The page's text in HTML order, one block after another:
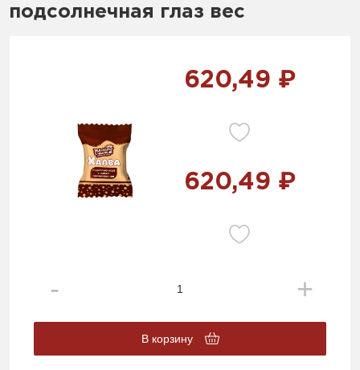
подсолнечная глаз вес
620,49 ₽
620,49 ₽
В корзину